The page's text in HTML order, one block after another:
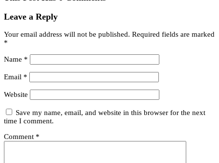
Leave a Reply
Your email address will not be published. Required fields are marked
*
Name *
Email *
Website
Save my name, email, and website in this browser for the next
time I comment.
Comment *